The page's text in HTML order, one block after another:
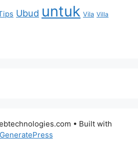
Ubud untuk Vila Villa
• Built with
GeneratePress